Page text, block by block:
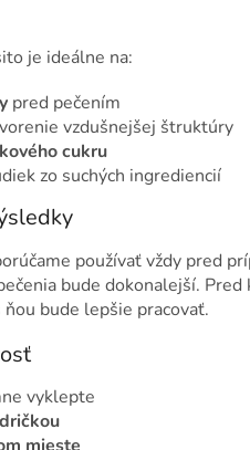
je ideálne na:
pred pečením
vzdušnejšej štruktúry
cukru
zo suchých ingrediencií
používať vždy pred
bude dokonalejší.
bude lepšie pracovať.
vyklepte